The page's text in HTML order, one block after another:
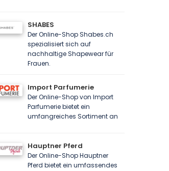
SHABES
Der Online-Shop Shabes.ch
spezialisiert sich auf
nachhaltige Shapewear für
Frauen.
Import Parfumerie
Der Online-Shop von Import
Parfumerie bietet ein
umfangreiches Sortiment an
Hauptner Pferd
Der Online-Shop Hauptner
Pferd bietet ein umfassendes